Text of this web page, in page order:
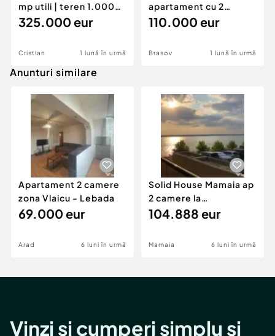
mp utili | teren 1.000
mp-zona Cr...
325.000 eur
Cristian 1 lună în urmă
apartament cu 2
camere, zona Craiter -
110.000 eur
Brasov 1 lună în urmă
Anunturi similare
Apartament 2 camere
zona Vlaicu - Lebada
69.000 eur
Arad 6 luni în urmă
Solid House Mamaia ap
2 camere la
cheie,langa Mega
104.888 eur
Mamaia 6 luni în urmă
Vinzi și cumperi simplu și